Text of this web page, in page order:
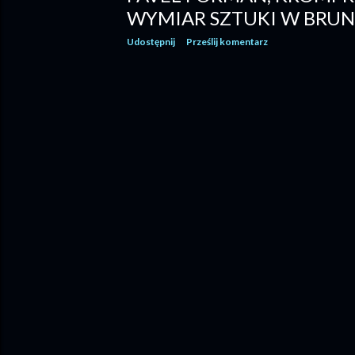
WYMIAR SZTUKI W
Udostępnij Prześlij komentarz